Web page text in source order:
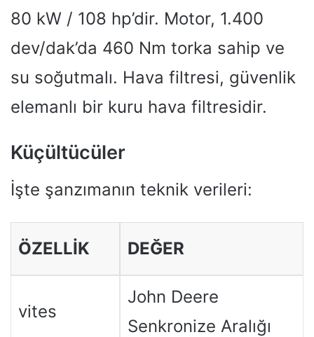
80 kW / 108 hp’dir. Motor, 1.400
dev/dak’da 460 Nm torka sahip ve
su soğutmalı. Hava filtresi, güvenlik
elemanlı bir kuru hava filtresidir.
Küçültücüler
İşte şanzımanın teknik verileri:
ÖZELLIK DEĞER
vites
John Deere
Senkronize Aralığı